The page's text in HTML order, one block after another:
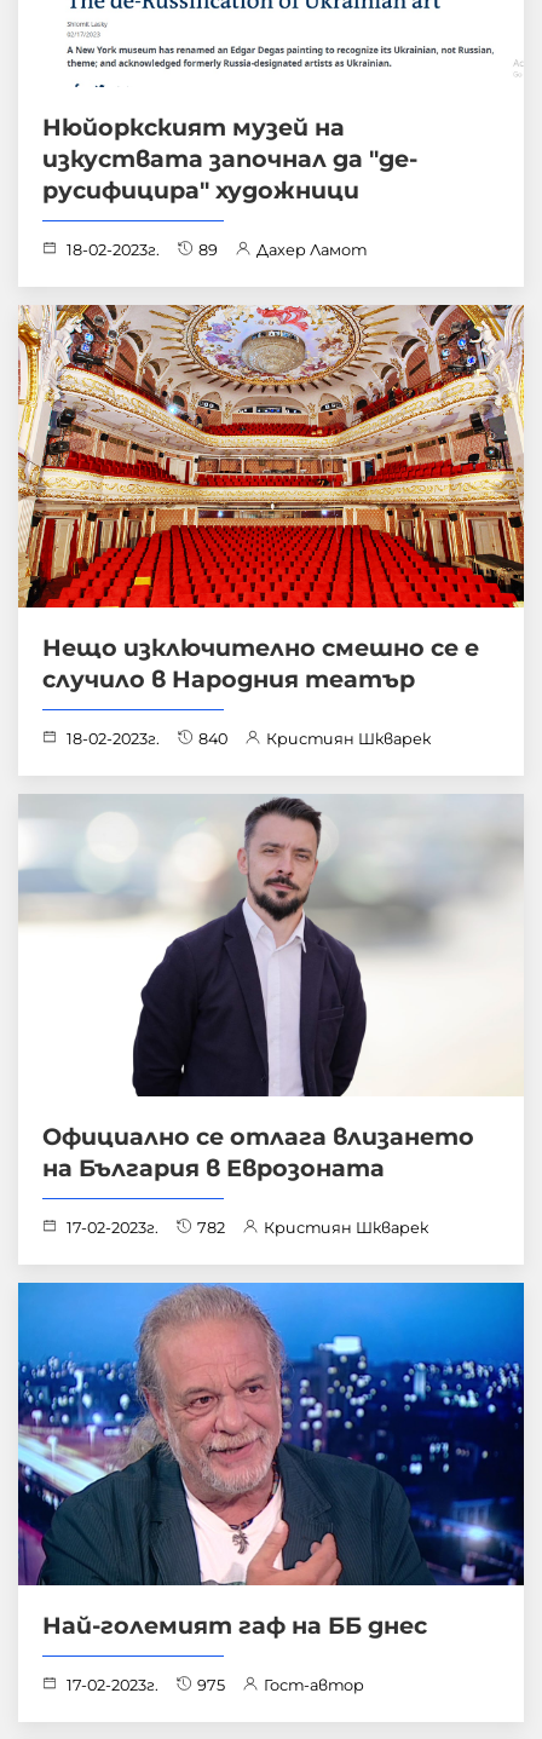
Нюйоркският музей на
изкуствата започнал да "де-
русифицира" художници
18-02-2023г. 89 Дахер Ламот
Нещо изключително смешно се е
случило в Народния театър
18-02-2023г. 840 Кристиян Шкварек
Официално се отлага влизането
на България в Еврозоната
17-02-2023г. 782 Кристиян Шкварек
Най-големият гаф на ББ днес
17-02-2023г. 975 Гост-автор